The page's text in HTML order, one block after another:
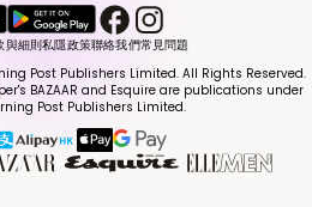
與細則私隱政策聯絡我們常見問題
Post Publishers Limited. All Rights Reserved.
BAZAAR and Esquire are publications under
Post Publishers Limited.